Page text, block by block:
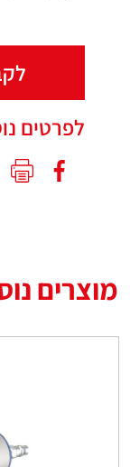
לפרטים
מוצרים